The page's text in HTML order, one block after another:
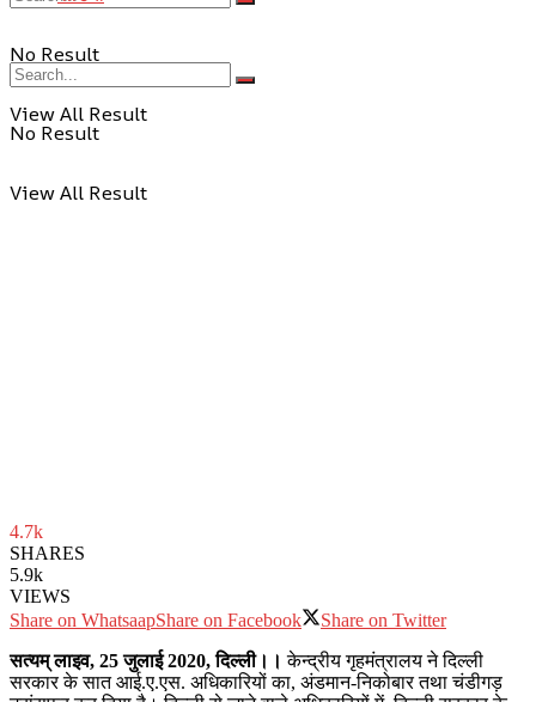
No Result
View All Result
No Result
View All Result
4.7k
SHARES
5.9k
VIEWS
Share on WhatsaapShare on Facebook
Share on Twitter
सत्‍यम् लाइव, 25 जुलाई 2020, दिल्‍ली।। केन्द्रीय गृहमंत्रालय ने दिल्ली
सरकार के सात आई.ए.एस. अधिकारियों का, अंडमान-निकोबार तथा चंडीगड़